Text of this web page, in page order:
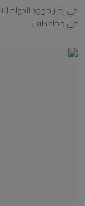
في محافظة...